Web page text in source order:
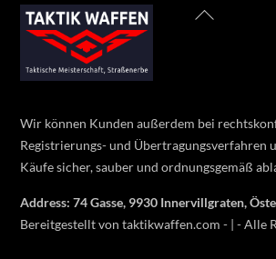
Back
Wir können Kunden außerdem bei
Registrierungs- und Übertragungsverfahren
Käufe sicher, sauber und ordnungsgemäß
Address: 74 Gasse, 9930 Innervillgraten,
Bereitgestellt von taktikwaffen.com - | - Alle